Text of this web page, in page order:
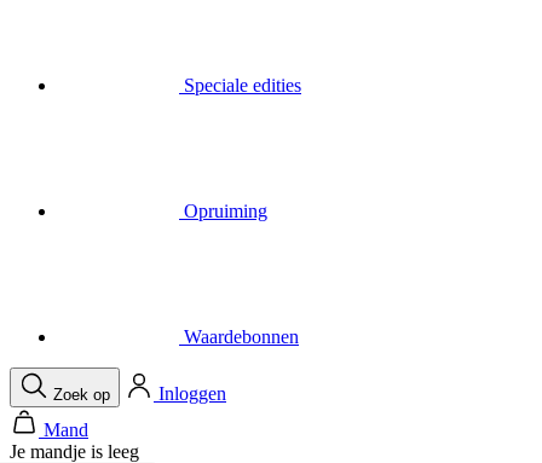
Speciale edities
Opruiming
Waardebonnen
Zoek op
Inloggen
Mand
Je mandje is leeg